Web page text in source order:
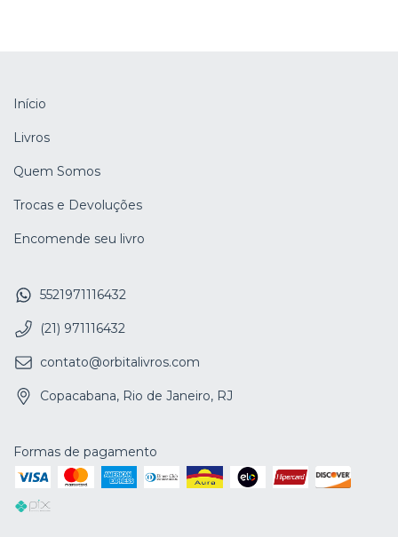
Início
Livros
Quem Somos
Trocas e Devoluções
Encomende seu livro
5521971116432
(21) 971116432
contato@orbitalivros.com
Copacabana, Rio de Janeiro, RJ
Formas de pagamento